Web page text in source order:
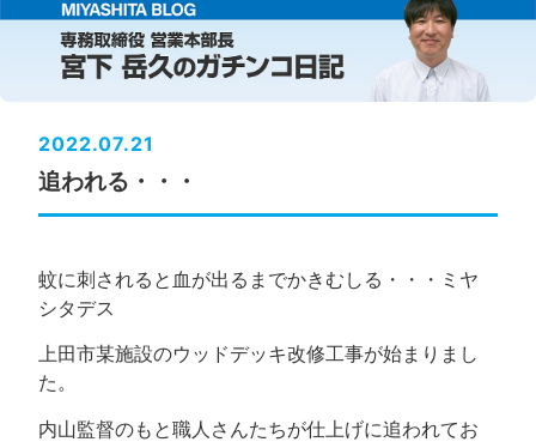
2022.07.21
追われる・・・
蚊に刺されると血が出るまでかきむしる・・・ミヤ
シタデス
上田市某施設のウッドデッキ改修工事が始まりまし
た。
内山監督のもと職人さんたちが仕上げに追われてお